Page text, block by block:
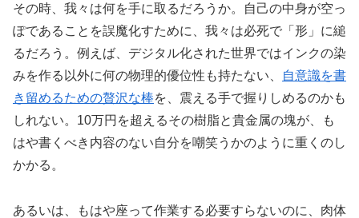
その時、我々は何を手に取るだろうか。自己の中身が空っ
ぽであることを誤魔化すために、我々は必死で「形」に縋
るだろう。例えば、デジタル化された世界ではインクの染
みを作る以外に何の物理的優位性も持たない、
自意識を書
き留めるための贅沢な棒を、震える手で握りしめるのかも
しれない。10万円を超えるその樹脂と貴金属の塊が、も
はや書くべき内容のない自分を嘲笑うかのように重くのし
かかる。
あるいは、もはや座って作業する必要すらないのに、肉体